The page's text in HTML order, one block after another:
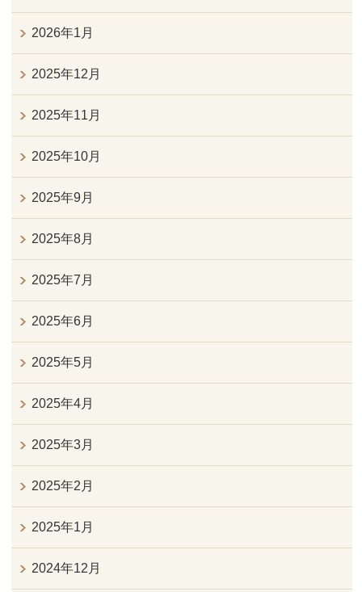
2026年1月
2025年12月
2025年11月
2025年10月
2025年9月
2025年8月
2025年7月
2025年6月
2025年5月
2025年4月
2025年3月
2025年2月
2025年1月
2024年12月